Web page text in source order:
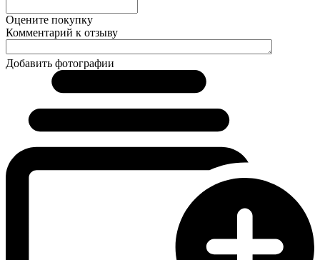
Оцените покупку
Комментарий к отзыву
Добавить фотографии